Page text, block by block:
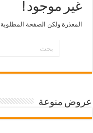
غير موجود !
المعذرة ولكن الصفحة
عروض منوعة